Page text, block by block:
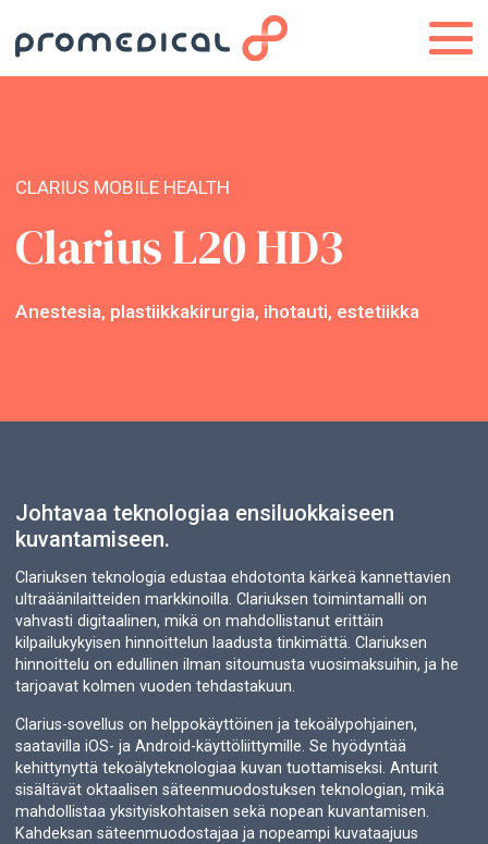
CLARIUS MOBILE HEALTH
Clarius L20 HD3
Anestesia, plastiikkakirurgia, ihotauti, estetiikka
Johtavaa teknologiaa ensiluokkaiseen
kuvantamiseen.
Clariuksen teknologia edustaa ehdotonta kärkeä kannettavien
ultraäänilaitteiden markkinoilla. Clariuksen toimintamalli on
vahvasti digitaalinen, mikä on mahdollistanut erittäin
kilpailukykyisen hinnoittelun laadusta tinkimättä. Clariuksen
hinnoittelu on edullinen ilman sitoumusta vuosimaksuihin, ja he
tarjoavat kolmen vuoden tehdastakuun.
Clarius-sovellus on helppokäyttöinen ja tekoälypohjainen,
saatavilla iOS- ja Android-käyttöliittymille. Se hyödyntää
kehittynyttä tekoälyteknologiaa kuvan tuottamiseksi. Anturit
sisältävät oktaalisen säteenmuodostuksen teknologian, mikä
mahdollistaa yksityiskohtaisen sekä nopean kuvantamisen.
Kahdeksan säteenmuodostajaa ja nopeampi kuvataajuus